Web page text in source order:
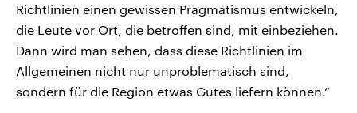
Richtlinien einen gewissen Pragmatismus entwickeln,
die Leute vor Ort, die betroffen sind, mit einbeziehen.
Dann wird man sehen, dass diese Richtlinien im
Allgemeinen nicht nur unproblematisch sind,
sondern für die Region etwas Gutes liefern können.“